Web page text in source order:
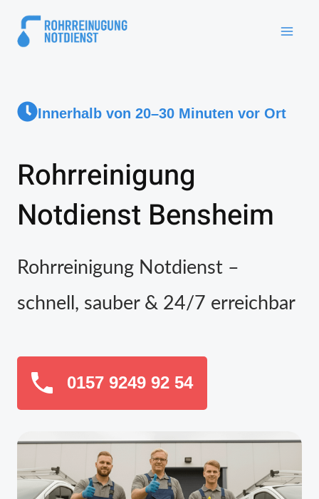
Innerhalb von 20–30 Minuten vor Ort
Rohrreinigung
Notdienst Bensheim
Rohrreinigung Notdienst –
schnell, sauber & 24/7 erreichbar
0157 9249 92 54